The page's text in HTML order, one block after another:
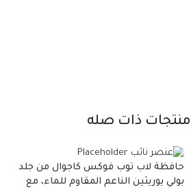
منتجات ذات صله
حافظة لاب توب فوكس كاجوال من جلد
بولي يوريثين الناعم المقاوم للماء، مع